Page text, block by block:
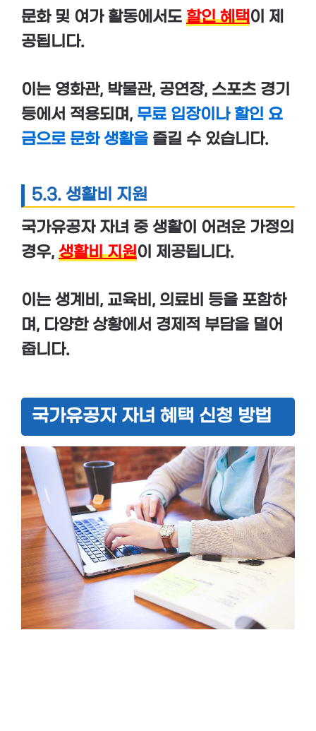
문화 및 여가 활동에서도 할인 혜택이 제
공됩니다.
이는 영화관, 박물관, 공연장, 스포츠 경기
등에서 적용되며, 무료 입장이나 할인 요
금으로 문화 생활을 즐길 수 있습니다.
5.3. 생활비 지원
국가유공자 자녀 중 생활이 어려운 가정의
경우, 생활비 지원이 제공됩니다.
이는 생계비, 교육비, 의료비 등을 포함하
며, 다양한 상황에서 경제적 부담을 덜어
줍니다.
국가유공자 자녀 혜택 신청 방법